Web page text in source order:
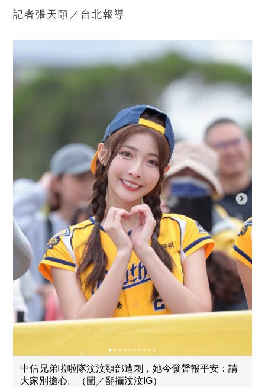
記者張天頤／台北報導
中信兄弟啦啦隊汶汶頸部遭刺，她今發聲報平安：請
大家別擔心。（圖／翻攝汶汶IG）